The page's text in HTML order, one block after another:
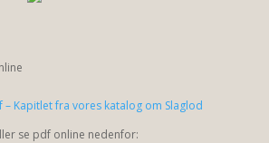
Kapitlet fra vores katalog om Slaglod
se pdf online nedenfor: